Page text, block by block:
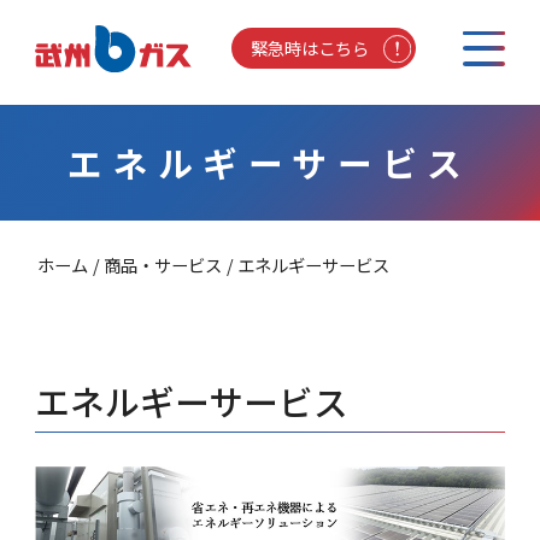
緊急時はこちら
エネルギーサービス
ホーム 商品・サービス エネルギーサービス
エネルギーサービス